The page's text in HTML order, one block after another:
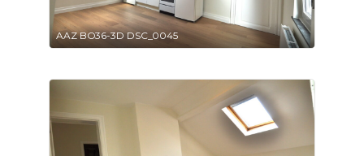
AAZ BO36-3D DSC_0045